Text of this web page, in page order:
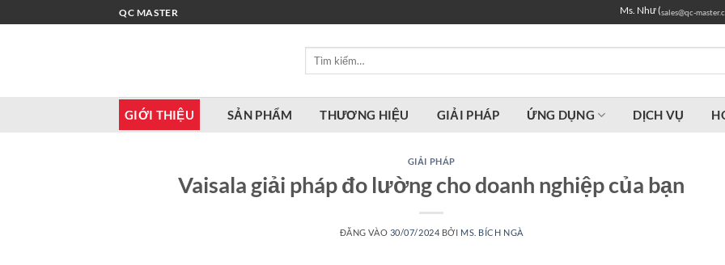
qua
QC MASTER Ms. Như (sales@qc-
Tìm
GIỚI THIỆU SẢN PHẨM THƯƠNG HIỆU GIẢI PHÁP ỨNG DỤNG DỊCH VỤ
GIẢI PHÁP
Vaisala giải pháp đo lường cho doanh nghiệp của bạn
ĐĂNG VÀO 30/07/2024 BỞI MS. BÍCH NGÀ